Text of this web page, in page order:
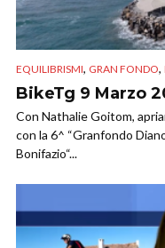
EQUILIBRISMI, GRAN FONDO,
BikeTg 9 Marzo
Con Nathalie Goitom,
con la 6^ “Granfondo
Bonifazio“...